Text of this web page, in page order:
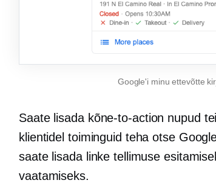
Google'i minu ettevõtte
Saate lisada kõne-to-action nupud
klientidel toiminguid teha otse
saate lisada linke tellimuse
vaatamiseks.